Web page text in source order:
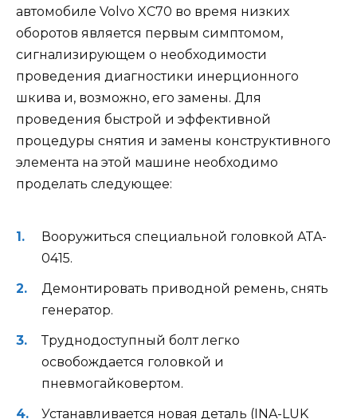
автомобиле Volvo XC70 во время низких
оборотов является первым симптомом,
сигнализирующем о необходимости
проведения диагностики инерционного
шкива и, возможно, его замены. Для
проведения быстрой и эффективной
процедуры снятия и замены конструктивного
элемента на этой машине необходимо
проделать следующее:
Вооружиться специальной головкой ATA-
0415.
Демонтировать приводной ремень, снять
генератор.
Труднодоступный болт легко
освобождается головкой и
пневмогайковертом.
Устанавливается новая деталь (INA-LUK